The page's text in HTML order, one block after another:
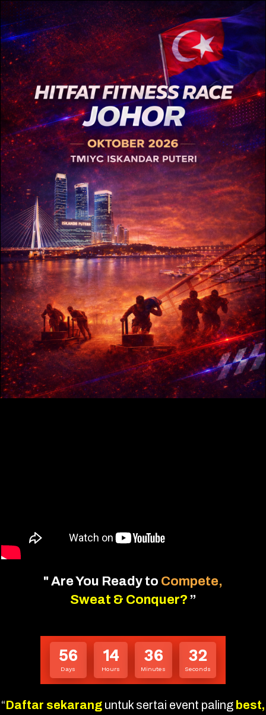
"Are You Ready to Compete,
Sweat & Conquer? ”
56
Days
14
Hours
36
Minutes
30
Seconds
“Daftar sekarang untuk sertai event paling best,